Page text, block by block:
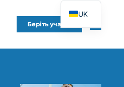
Беріть участь
UK
FR
EN